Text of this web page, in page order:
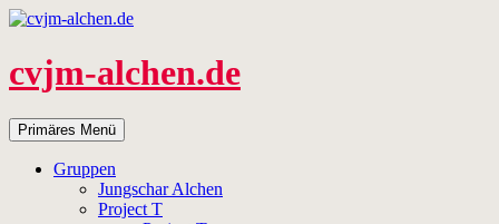
Zum
springen
cvjm-alchen.de
Suchen
Primäres Menü
Gruppen
Jungschar Alchen
Project T